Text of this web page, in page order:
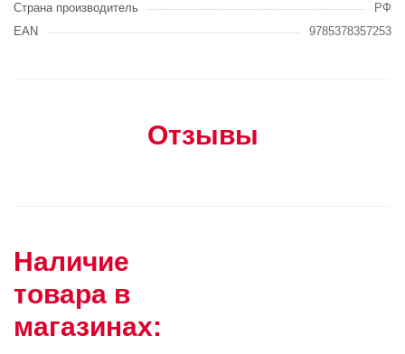
Страна производитель
РФ
EAN
9785378357253
Отзывы
Наличие
товара в
магазинах: